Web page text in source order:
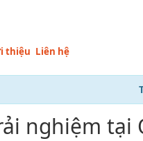
thiệu Liên hệ
nghiệm tại